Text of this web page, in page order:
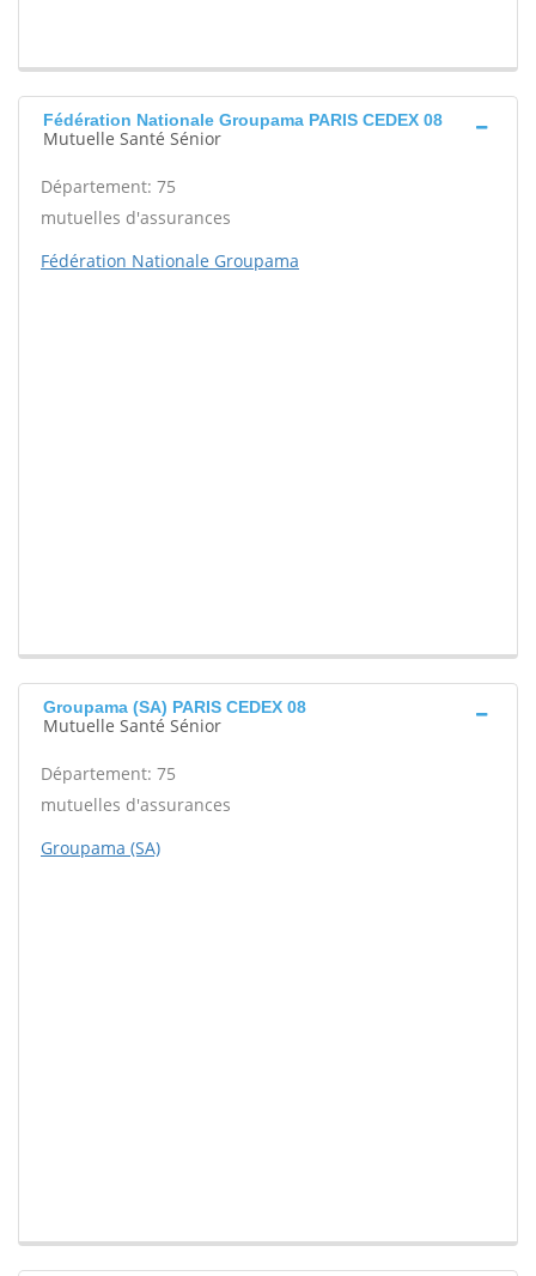
Fédération Nationale Groupama PARIS CEDEX 08
Mutuelle Santé Sénior
Département: 75
mutuelles d'assurances
Fédération Nationale Groupama
Groupama (SA) PARIS CEDEX 08
Mutuelle Santé Sénior
Département: 75
mutuelles d'assurances
Groupama (SA)